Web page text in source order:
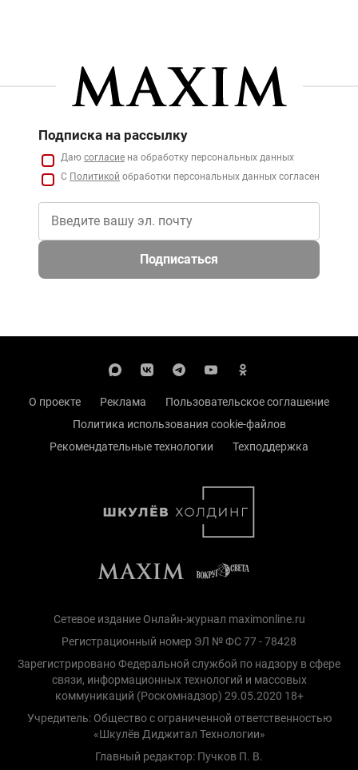
Подписка на рассылку
Даю согласие на обработку персональных данных
С Политикой обработки персональных данных согласен
Подписаться
О проекте Реклама
Пользовательское соглашение
Политика использования cookie-файлов
Рекомендательные технологии
Техподдержка
Сетевое издание Онлайн-журнал maximonline.ru
Регистрационный номер ЭЛ № ФС 77 - 78428
Зарегистрировано Федеральной службой по надзору в сфере
связи, информационных технологий и массовых
коммуникаций (Роскомнадзор) 29.05.2020 18+
Учредитель: Общество с ограниченной ответственностью
«Шкулёв Диджитал Технологии»
Главный редактор: Пучков П. В.